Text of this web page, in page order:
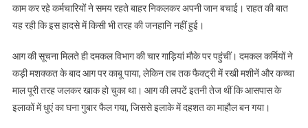
काम कर रहे कर्मचारियों ने समय रहते बाहर निकलकर अपनी जान बचाई। राहत की बात
यह रही कि इस हादसे में किसी भी तरह की जनहानि नहीं हुई।
आग की सूचना मिलते ही दमकल विभाग की चार गाड़ियां मौके पर पहुंचीं। दमकल कर्मियों ने
कड़ी मशक्कत के बाद आग पर काबू पाया, लेकिन तब तक फैक्ट्री में रखी मशीनें और कच्चा
माल पूरी तरह जलकर खाक हो चुका था। आग की लपटें इतनी तेज थीं कि आसपास के
इलाकों में धुएं का घना गुबार फैल गया, जिससे इलाके में दहशत का माहौल बन गया।